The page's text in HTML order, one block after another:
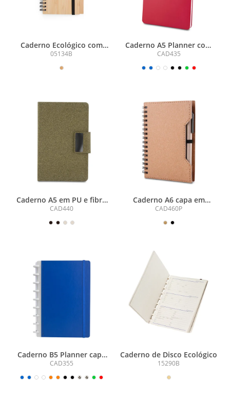
Caderno Ecológico com
Caneta
05134B
Caderno A5 Planner com
capa em PU
CAD435
Caderno A5 em PU e fibra
de café ou chá
CAD440
Caderno A6 capa em
papelão reciclado com
CAD460P
Caderno B5 Planner capa
dura
CAD355
Caderno de Disco Ecológico
15290B